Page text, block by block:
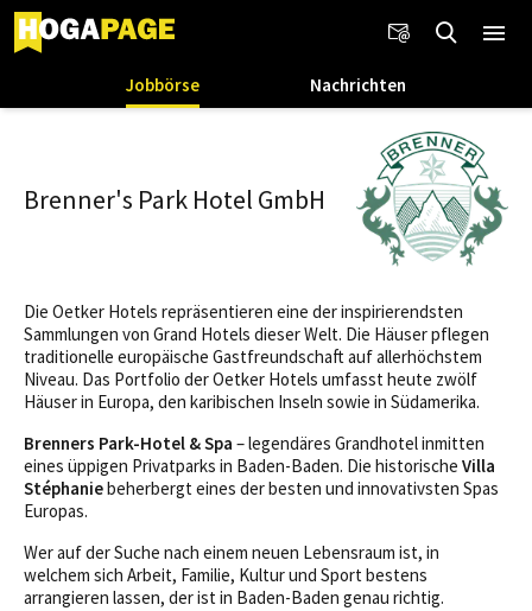
Jobbörse Nachrichten
Brenner's Park Hotel GmbH
Die Oetker Hotels repräsentieren eine der inspirierendsten
Sammlungen von Grand Hotels dieser Welt. Die Häuser pflegen
traditionelle europäische Gastfreundschaft auf allerhöchstem
Niveau. Das Portfolio der Oetker Hotels umfasst heute zwölf
Häuser in Europa, den karibischen Inseln sowie in Südamerika.
Brenners Park-Hotel & Spa – legendäres Grandhotel inmitten
eines üppigen Privatparks in Baden-Baden. Die historische Villa
Stéphaniebeherbergt eines der besten und innovativsten Spas
Europas.
Wer auf der Suche nach einem neuen Lebensraum ist, in
welchem sich Arbeit, Familie, Kultur und Sport bestens
arrangieren lassen, der ist in Baden-Baden genau richtig.